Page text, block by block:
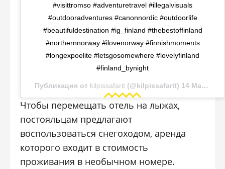
#visittromso #adventuretravel #illegalvisuals
#outdooradventures #canonnordic #outdoorlife
#beautifuldestination #ig_finland #thebestoffinland
#northernnorway #ilovenorway #finnishmoments
#longexpoelite #letsgosomewhere #lovelyfinland
#finland_bynight
Публикация от kilpissafarit (@kilpissafarit) 14 Мар 2018 в 9:58 PDT
Чтобы перемещать отель на лыжах,
постояльцам предлагают
воспользоваться снегоходом, аренда
которого входит в стоимость
проживания в необычном номере.